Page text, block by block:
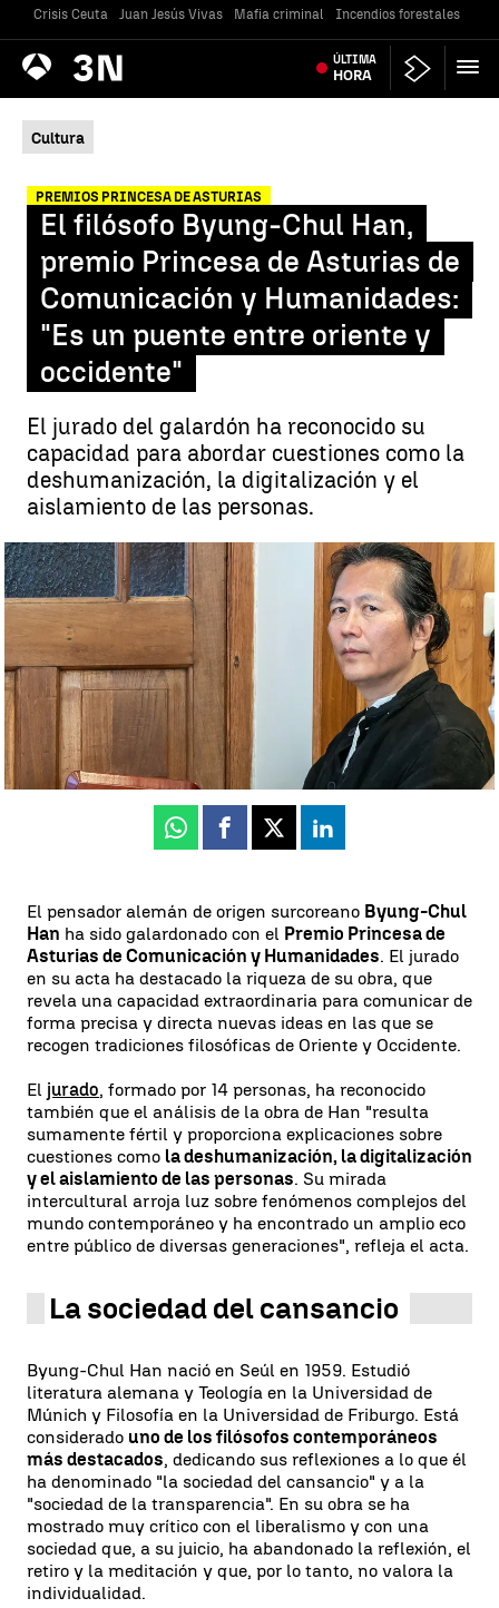
Crisis Ceuta Juan Jesús Vivas Mafia criminal Incendios forestales
Antena
3 Noticias ÚLTIMA
HORA
Cultura
PREMIOS PRINCESA DE ASTURIAS
El filósofo Byung-Chul Han,
premio Princesa de Asturias de
Comunicación y Humanidades:
"Es un puente entre oriente y
occidente"
El jurado del galardón ha reconocido su
capacidad para abordar cuestiones como la
deshumanización, la digitalización y el
aislamiento de las personas.
Byung-Chul Han, premio Princesa de Asturias de Comunicación y
Humanidades | EFE
Jesús De La Torre
Publicado:
07 de mayo de 2025, 13:14
Whatsapp
Facebook
X Linkedin
El pensador alemán de origen surcoreano Byung-Chul
Han ha sido galardonado con el Premio Princesa de
Asturias de Comunicación y Humanidades. El jurado
en su acta ha destacado la riqueza de su obra, que
revela una capacidad extraordinaria para comunicar de
forma precisa y directa nuevas ideas en las que se
recogen tradiciones filosóficas de Oriente y Occidente.
El jurado, formado por 14 personas, ha reconocido
también que el análisis de la obra de Han "resulta
sumamente fértil y proporciona explicaciones sobre
cuestiones como la deshumanización, la digitalización
y el aislamiento de las personas. Su mirada
intercultural arroja luz sobre fenómenos complejos del
mundo contemporáneo y ha encontrado un amplio eco
entre público de diversas generaciones", refleja el acta.
La sociedad del cansancio
Byung-Chul Han nació en Seúl en 1959. Estudió
literatura alemana y Teología en la Universidad de
Múnich y Filosofía en la Universidad de Friburgo. Está
considerado uno de los filósofos contemporáneos
más destacados, dedicando sus reflexiones a lo que él
ha denominado "la sociedad del cansancio" y a la
"sociedad de la transparencia". En su obra se ha
mostrado muy crítico con el liberalismo y con una
sociedad que, a su juicio, ha abandonado la reflexión, el
retiro y la meditación y que, por lo tanto, no valora la
individualidad.